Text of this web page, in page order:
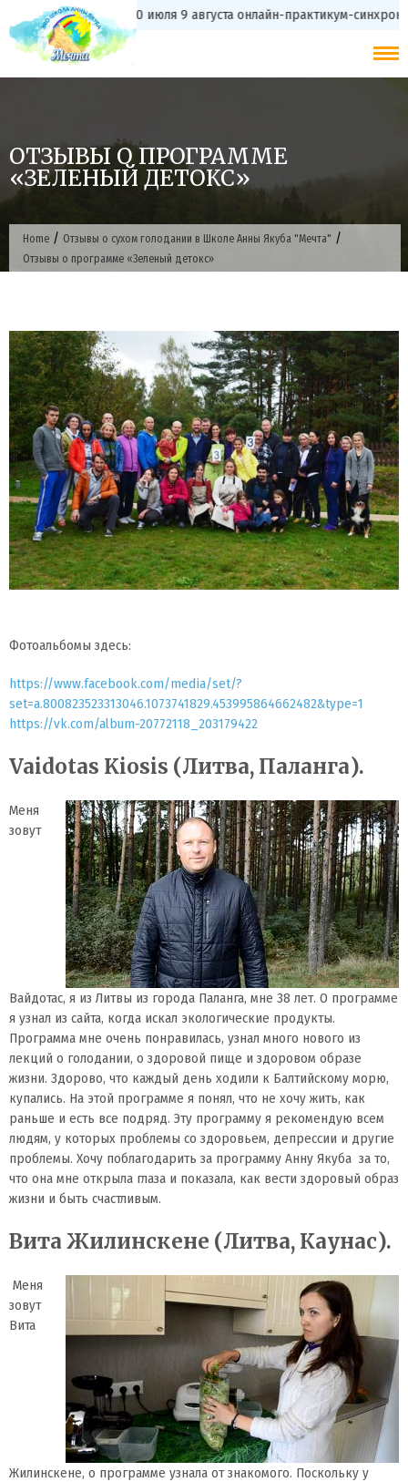
to
content
с 20 июля 9 августа онлайн-практикум-синхронизация
ОТЗЫВЫ О ПРОГРАММЕ
«ЗЕЛЕНЫЙ ДЕТОКС»
Home / Отзывы о сухом голодании в Школе Анны Якуба "Мечта" /
Отзывы о программе «Зеленый детокс»
Фотоальбомы здесь:
https://www.facebook.com/media/set/?
set=a.800823523313046.1073741829.453995864662482&type=1
https://vk.com/album-20772118_203179422
Vaidotas Kiosis (Литва, Паланга).
Меня
зовут
Вайдотас, я из Литвы из города Паланга, мне 38 лет. О программе
я узнал из сайта, когда искал экологические продукты.
Программа мне очень понравилась, узнал много нового из
лекций о голодании, о здоровой пище и здоровом образе
жизни. Здорово, что каждый день ходили к Балтийскому морю,
купались. На этой программе я понял, что не хочу жить, как
раньше и есть все подряд. Эту программу я рекомендую всем
людям, у которых проблемы со здоровьем, депрессии и другие
проблемы. Хочу поблагодарить за программу Анну Якуба за то,
что она мне открыла глаза и показала, как вести здоровый образ
жизни и быть счастливым.
Вита Жилинскене (Литва, Каунас).
Меня
зовут
Вита
Жилинскене, о программе узнала от знакомого. Поскольку у